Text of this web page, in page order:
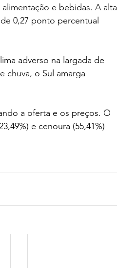
e bebidas. A alta
0,27 ponto percentual
adverso na largada de
chuva, o Sul amarga
a oferta e os preços. O
e cenoura (55,41%)